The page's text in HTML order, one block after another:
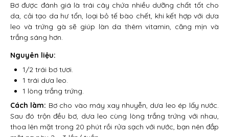
Bơ được đánh giá là trái cây chứa nhiều dưỡng chất tốt cho
da, cải tạo da hư tổn, loại bỏ tế bào chết, khi kết hợp với dưa
leo và trứng gà sẽ giúp làn da thêm vitamin, căng mịn và
trắng sáng hơn.
Nguyên liệu:
1/2 trái bơ tươi.
1 trái dưa leo.
1 lòng trắng trứng.
Cách làm: Bơ cho vào máy xay nhuyễn, dưa leo ép lấy nước.
Sau đó trộn đều bơ, dưa leo cùng lòng trắng trứng với nhau,
thoa lên mặt trong 20 phút rồi rửa sạch với nước, bạn nên đắp